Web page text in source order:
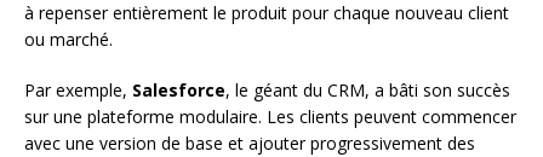
à repenser entièrement le produit pour chaque nouveau client
ou marché.
Par exemple, Salesforce, le géant du CRM, a bâti son succès
sur une plateforme modulaire. Les clients peuvent commencer
avec une version de base et ajouter progressivement des